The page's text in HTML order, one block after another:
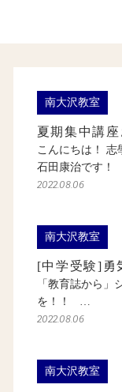
南大沢教室
夏期集中講
こんにちは！ 志
石田康治です
2022.08.06
南大沢教室
[中学受験]勇
「教育誌から
を！！ …
2022.08.06
南大沢教室